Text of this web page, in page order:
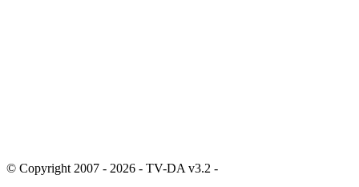
© Copyright 2007 - 2026 - TV-DA v3.2 -